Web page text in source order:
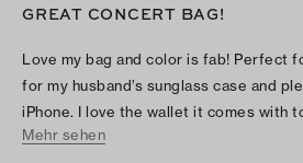
GREAT CONCERT BAG!
Love my bag and color is fab! Perfect
for my husband’s sunglass case and
iPhone. I love the wallet it comes with
recommend it. I love it so much I will
Mehr sehen